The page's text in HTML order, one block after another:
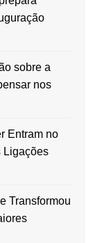
sobre a
nos
Entram no
Ligações
Transformou